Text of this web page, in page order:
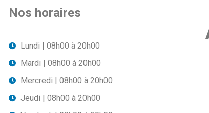
Nos horaires
Lundi | 08h00 à 20h00
Mardi | 08h00 à 20h00
Mercredi | 08h00 à 20h00
Jeudi | 08h00 à 20h00
A